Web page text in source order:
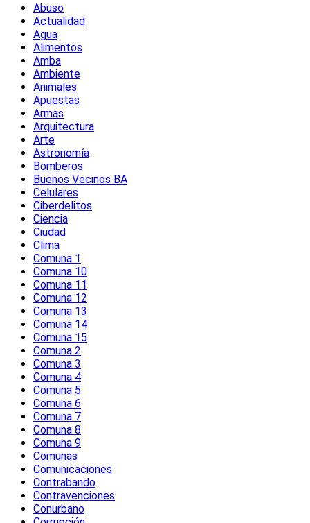
Abuso
Actualidad
Agua
Alimentos
Amba
Ambiente
Animales
Apuestas
Armas
Arquitectura
Arte
Astronomía
Bomberos
Buenos Vecinos BA
Celulares
Ciberdelitos
Ciencia
Ciudad
Clima
Comuna 1
Comuna 10
Comuna 11
Comuna 12
Comuna 13
Comuna 14
Comuna 15
Comuna 2
Comuna 3
Comuna 4
Comuna 5
Comuna 6
Comuna 7
Comuna 8
Comuna 9
Comunas
Comunicaciones
Contrabando
Contravenciones
Conurbano